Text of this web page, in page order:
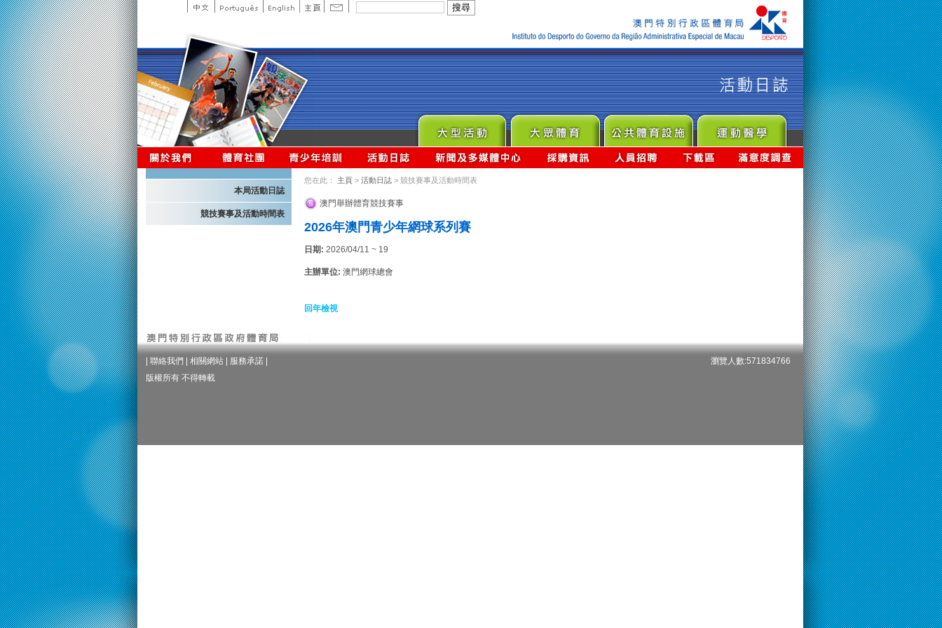
本局活動日誌
競技賽事及活動時間表
您在此： 主頁 > 活動日誌 > 競技賽事及活動時間表
澳門舉辦體育競技賽事
2026年澳門青少年網球系列賽
日期: 2026/04/11 ~ 19
主辦單位: 澳門網球總會
回年檢視
聯絡我們 相關網站 服務承諾
版權所有 不得轉載
瀏覽人數:571834766